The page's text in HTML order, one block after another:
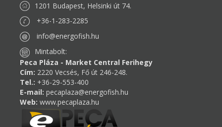
1201 Budapest, Helsinki út 74.
+36-1-283-2285
info@energofish.hu
Mintabolt:
Peca Pláza - Market Central Ferihegy
Cím: 2220 Vecsés, Fő út 246-248.
Tel.: +36-29-553-400
E-mail: pecaplaza@energofish.hu
Web: www.pecaplaza.hu